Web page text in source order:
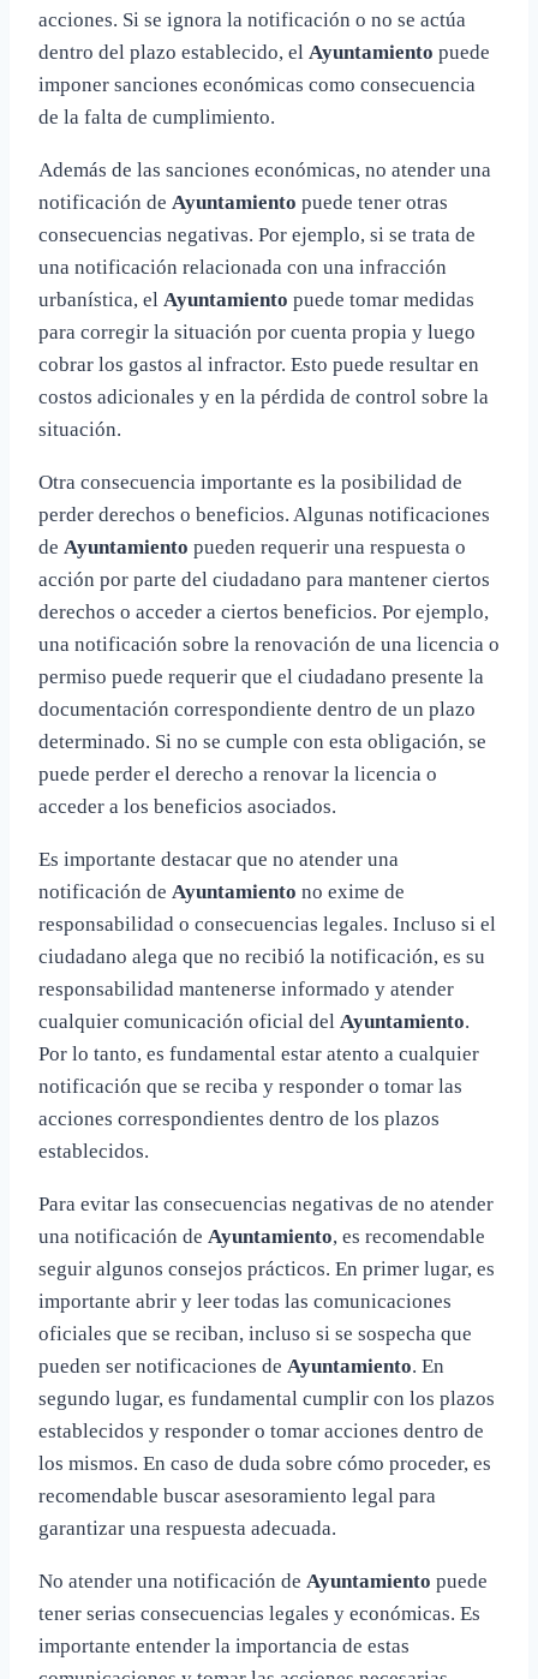
acciones. Si se ignora la notificación o no se actúa
dentro del plazo establecido, el Ayuntamiento puede
imponer sanciones económicas como consecuencia
de la falta de cumplimiento.
Además de las sanciones económicas, no atender una
notificación de Ayuntamiento puede tener otras
consecuencias negativas. Por ejemplo, si se trata de
una notificación relacionada con una infracción
urbanística, el Ayuntamiento puede tomar medidas
para corregir la situación por cuenta propia y luego
cobrar los gastos al infractor. Esto puede resultar en
costos adicionales y en la pérdida de control sobre la
situación.
Otra consecuencia importante es la posibilidad de
perder derechos o beneficios. Algunas notificaciones
de Ayuntamiento pueden requerir una respuesta o
acción por parte del ciudadano para mantener ciertos
derechos o acceder a ciertos beneficios. Por ejemplo,
una notificación sobre la renovación de una licencia o
permiso puede requerir que el ciudadano presente la
documentación correspondiente dentro de un plazo
determinado. Si no se cumple con esta obligación, se
puede perder el derecho a renovar la licencia o
acceder a los beneficios asociados.
Es importante destacar que no atender una
notificación de Ayuntamiento no exime de
responsabilidad o consecuencias legales. Incluso si el
ciudadano alega que no recibió la notificación, es su
responsabilidad mantenerse informado y atender
cualquier comunicación oficial del Ayuntamiento.
Por lo tanto, es fundamental estar atento a cualquier
notificación que se reciba y responder o tomar las
acciones correspondientes dentro de los plazos
establecidos.
Para evitar las consecuencias negativas de no atender
una notificación de Ayuntamiento, es recomendable
seguir algunos consejos prácticos. En primer lugar, es
importante abrir y leer todas las comunicaciones
oficiales que se reciban, incluso si se sospecha que
pueden ser notificaciones de Ayuntamiento. En
segundo lugar, es fundamental cumplir con los plazos
establecidos y responder o tomar acciones dentro de
los mismos. En caso de duda sobre cómo proceder, es
recomendable buscar asesoramiento legal para
garantizar una respuesta adecuada.
No atender una notificación de Ayuntamiento puede
tener serias consecuencias legales y económicas. Es
importante entender la importancia de estas